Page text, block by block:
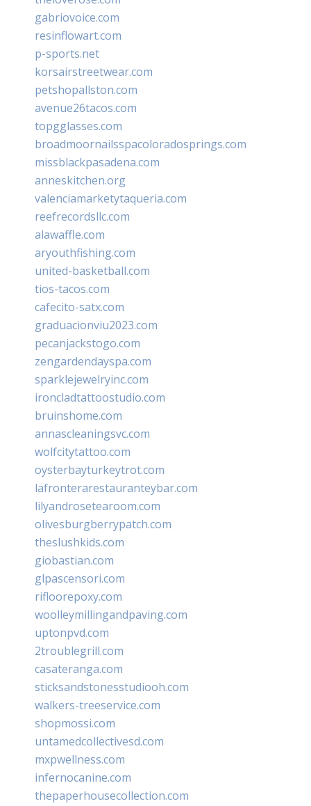
gabriovoice.com
resinflowart.com
p-sports.net
korsairstreetwear.com
petshopallston.com
avenue26tacos.com
topgglasses.com
broadmoornailsspacoloradosprings.com
missblackpasadena.com
anneskitchen.org
valenciamarketytaqueria.com
reefrecordsllc.com
alawaffle.com
aryouthfishing.com
united-basketball.com
tios-tacos.com
cafecito-satx.com
graduacionviu2023.com
pecanjackstogo.com
zengardendayspa.com
sparklejewelryinc.com
ironcladtattoostudio.com
bruinshome.com
annascleaningsvc.com
wolfcitytattoo.com
oysterbayturkeytrot.com
lafronterarestauranteybar.com
lilyandrosetearoom.com
olivesburgberrypatch.com
theslushkids.com
giobastian.com
glpascensori.com
rifloorepoxy.com
woolleymillingandpaving.com
uptonpvd.com
2troublegrill.com
casateranga.com
sticksandstonesstudiooh.com
walkers-treeservice.com
shopmossi.com
untamedcollectivesd.com
mxpwellness.com
infernocanine.com
thepaperhousecollection.com